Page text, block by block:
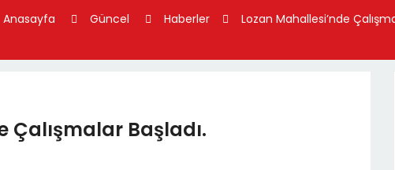
Anasayfa Güncel Haberler Lozan Mahallesi’nde
Çalışmalar Başladı.